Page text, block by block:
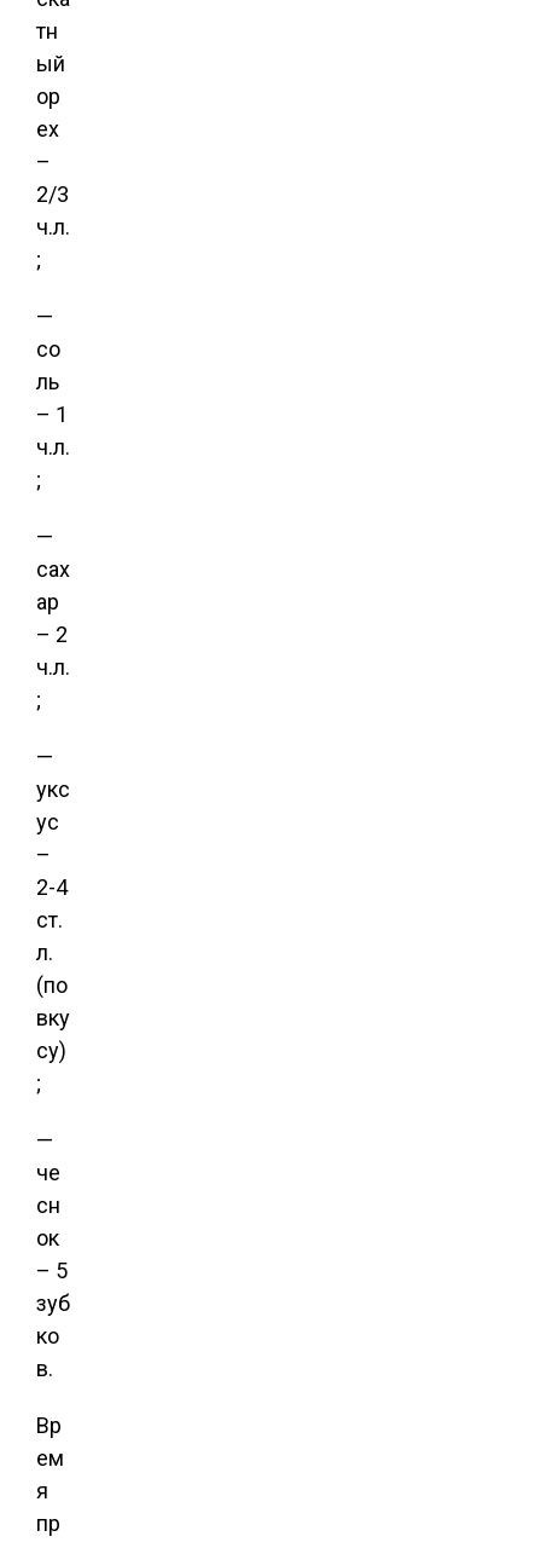
тн
ый
ор
ех
–
2/3
ч.л.
;
—
со
ль
– 1
ч.л.
;
—
сах
ар
– 2
ч.л.
;
—
укс
ус
–
2-4
ст.
л.
(по
вку
су)
;
—
че
сн
ок
– 5
зуб
ко
в.
Вр
ем
я
пр